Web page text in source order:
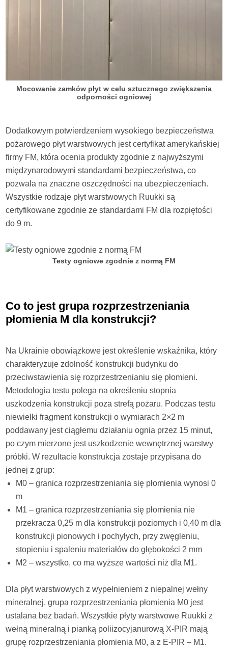
Mocowanie zamków płyt w celu sztucznego zwiększenia
odporności ogniowej
Dodatkowym potwierdzeniem wysokiego bezpieczeństwa
pożarowego płyt warstwowych jest certyfikat amerykańskiej
firmy FM, która ocenia produkty zgodnie z najwyższymi
międzynarodowymi standardami bezpieczeństwa, co
pozwala na znaczne oszczędności na ubezpieczeniach.
Wszystkie rodzaje płyt warstwowych Ruukki są
certyfikowane zgodnie ze standardami FM dla rozpiętości
do 9 m.
Testy ogniowe zgodnie z normą FM
Co to jest grupa rozprzestrzeniania
płomienia M dla konstrukcji?
Na Ukrainie obowiązkowe jest określenie wskaźnika, który
charakteryzuje zdolność konstrukcji budynku do
przeciwstawienia się rozprzestrzenianiu się płomieni.
Metodologia testu polega na określeniu stopnia
uszkodzenia konstrukcji poza strefą pożaru. Podczas testu
niewielki fragment konstrukcji o wymiarach 2×2 m
poddawany jest ciągłemu działaniu ognia przez 15 minut,
po czym mierzone jest uszkodzenie wewnętrznej warstwy
próbki. W rezultacie konstrukcja zostaje przypisana do
jednej z grup:
M0 – granica rozprzestrzeniania się płomienia wynosi 0
m
M1 – granica rozprzestrzeniania się płomienia nie
przekracza 0,25 m dla konstrukcji poziomych i 0,40 m dla
konstrukcji pionowych i pochyłych, przy zwęgleniu,
stopieniu i spaleniu materiałów do głębokości 2 mm
M2 – wszystko, co ma wyższe wartości niż dla M1.
Dla płyt warstwowych z wypełnieniem z niepalnej wełny
mineralnej, grupa rozprzestrzeniania płomienia M0 jest
ustalana bez badań. Wszystkie płyty warstwowe Ruukki z
wełną mineralną i pianką poliizocyjanurową X-PIR mają
grupę rozprzestrzeniania płomienia M0, a z E-PIR – M1.